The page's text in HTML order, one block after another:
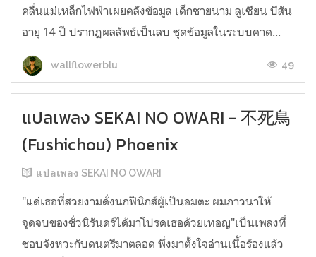
คลื่นแม่เหล็กไฟฟ้าเผยคลังข้อมูล เด็กชายนาม ลูเซียน บีสัน
อายุ 14 ปี ปรากฏผลลัพธ์เป็นลบ ชุดข้อมูลในระบบคาด...
wallflowerblu 49
แปลเพลง SEKAI NO OWARI - 不死鳥
(Fushichou) Phoenix
แปลเพลง SEKAI NO OWARI
"แด่เธอที่สวยงามดั่งนกฟินิกส์ผู้เป็นอมตะ ผมภาวนาให้
จุดจบของชั่วนิรันดร์ได้มาโปรดเธอด้วยเทอญ"เป็นเพลงที่
ชอบจังหวะกับดนตรีมาตลอด พึ่งมาตั้งใจอ่านเนื้อร้องแล้ว